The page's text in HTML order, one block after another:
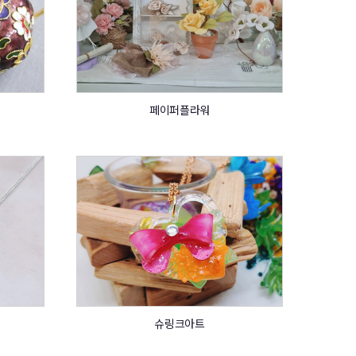
페이퍼플라워
슈링크아트